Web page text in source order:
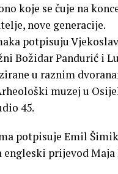
koje se čuje na
nove generacije.
potpisuju
Božidar Pandurić i
u raznim
muzej u
45.
potpisuje Emil
engleski prijevod